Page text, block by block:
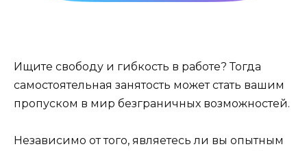
Ищите свободу и гибкость в работе? Тогда
самостоятельная занятость может стать вашим
пропуском в мир безграничных возможностей.
Независимо от того, являетесь ли вы опытным